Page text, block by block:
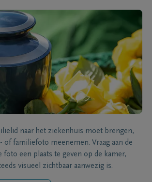
naar het ziekenhuis moet brengen,
of familiefoto meenemen. Vraag aan de
foto een plaats te geven op de kamer,
visueel zichtbaar aanwezig is.